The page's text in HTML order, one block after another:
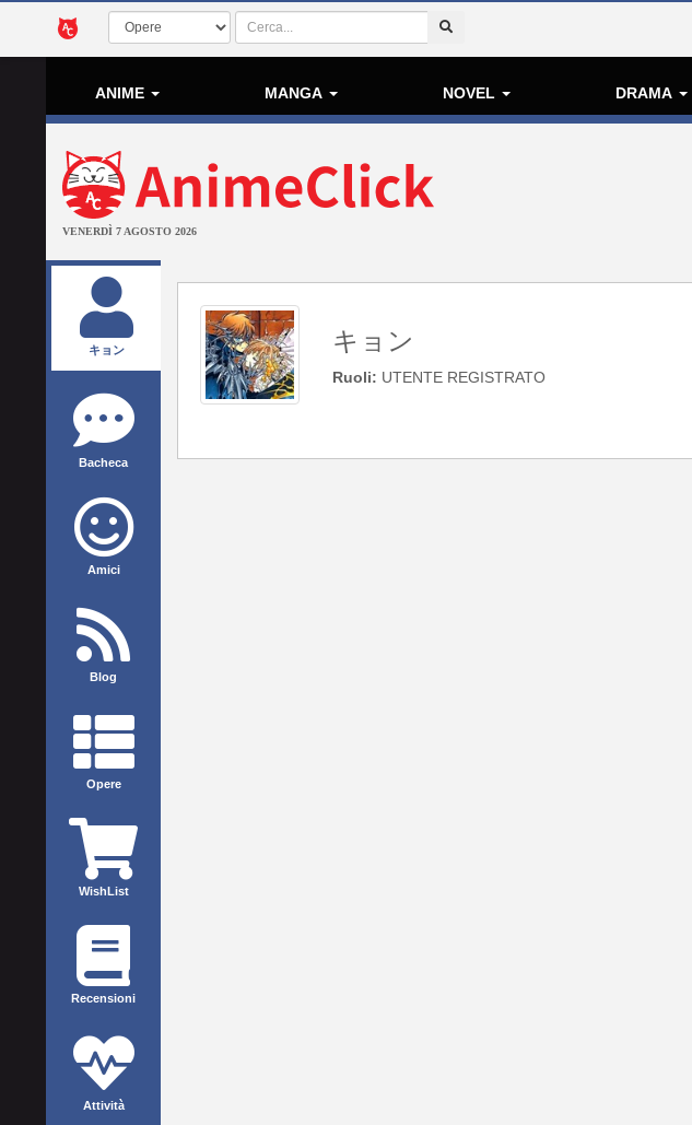
ANIME MANGA NOVEL DRAMA
VENERDÌ 7 AGOSTO 2026
キョン
Bacheca
Amici
Blog
Opere
WishList
Recensioni
Attività
キョン
Ruoli: UTENTE REGISTRATO